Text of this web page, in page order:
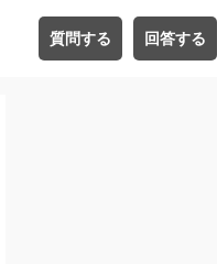
質問する 回答する